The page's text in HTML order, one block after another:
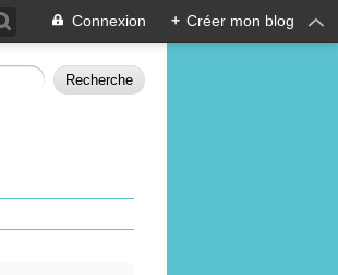
Connexion + Créer mon blog